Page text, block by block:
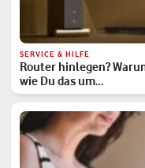
SERVICE & HILFE
Router hinlegen?
wie Du das um…